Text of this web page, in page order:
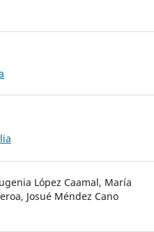
López Caamal, María
Josué Méndez Cano